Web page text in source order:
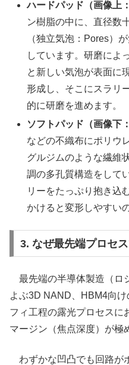
ハードパッド（画像上
ン樹脂の中に、直径数
（独立気泡：Pores）
しています。研磨によ
と新しい気泡が表面に
形成し、そこにスラリ
的に研磨を進めます。
ソフトパッド（画像下
などの不織布にポリウ
グルジムのような繊維
調の多孔質構造をして
リーをたっぷり抱き込
かけると変形しやすい
3. なぜ最先端プロセ
最先端の半導体製造（ロ
よぶ3D NAND、HBM4向
フィ工程の露光プロセスに
マージン（焦点深度）が極
わずかな凹凸でも回路が